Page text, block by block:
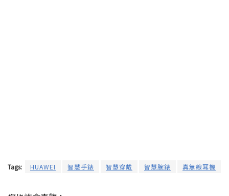
Tags: HUAWEI 智慧手錶 智慧穿戴 智慧腕錶 真無線耳機